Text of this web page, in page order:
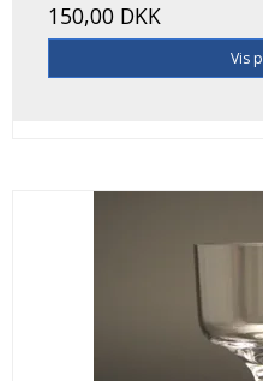
150,00 DKK
Vis